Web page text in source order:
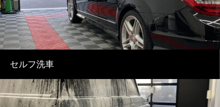
セルフ洗車